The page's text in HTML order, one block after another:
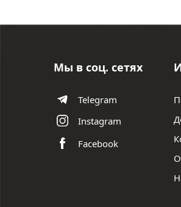
Мы в соц. сетях
Telegram
Instagram
Facebook